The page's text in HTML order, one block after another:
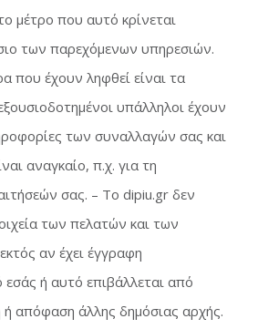
μέτρο που αυτό κρίνεται
των παρεχόμενων υπηρεσιών.
που έχουν ληφθεί είναι τα
υπάλληλοι έχουν
των συναλλαγών σας και
αναγκαίο, π.χ. για τη
σας. – Το dipiu.gr δεν
των πελατών και των
αν έχει έγγραφη
ή αυτό επιβάλλεται από
ή απόφαση άλλης δημόσιας αρχής.